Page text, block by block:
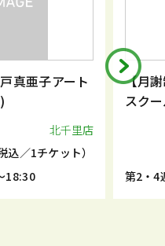
真亜子アート
北千里店
税込／1チケット）
18:30
【月
スク
第2・4